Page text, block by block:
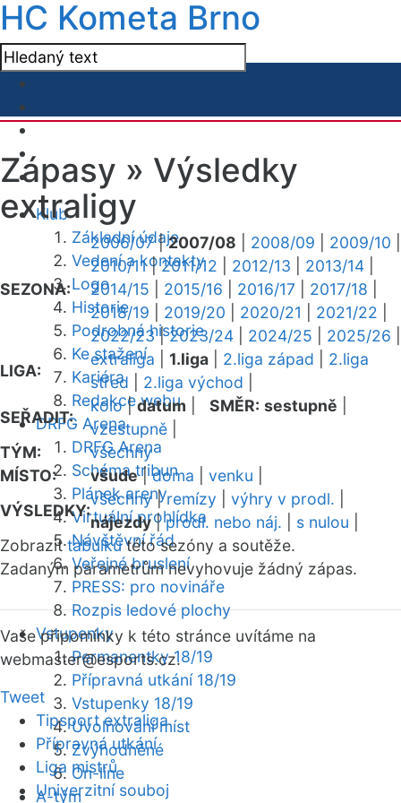
HC Kometa Brno
Klub
Základní údaje
Vedení a kontakty
Logo
Historie
Podrobná historie
Ke stažení
Kariéra
Redakce webu
DRFG Arena
DRFG Arena
Schéma tribun
Plánek areny
Virtuální prohlídka
Návštěvní řád
Veřejné bruslení
PRESS: pro novináře
Rozpis ledové plochy
Vstupenky
Permanentky 18/19
Přípravná utkání 18/19
Vstupenky 18/19
Uvolňování míst
Zvýhodněné
On-line
A-tým
Zápasy » Výsledky
extraligy
SEZONA:
2006/07|2007/08 2008/09 2009/10
2010/11|2011/12 2012/13 2013/14
2014/15
2015/16 2016/17 2017/18
2018/19
2019/20 2020/21 2021/22
2022/23|2023/24 2024/25 2025/26
LIGA:
extraliga 1.liga 2.liga západ
2.liga
střed
2.liga východ
SEŘADIT:
kolo|datum SMĚR: sestupně
vzestupně
TÝM:
všechny
MÍSTO:
všude|doma venku
VÝSLEDKY:
všechny|remízy výhry v prodl.
nájezdy|prodl. nebo náj. s nulou
Zobrazittabulkutéto sezóny a soutěže.
Zadaným parametrům nevyhovuje žádný zápas.
Vaše připomínky k této stránce uvítáme na
webmaster@esports.cz.
Tweet
Tipsport extraliga
Přípravná utkání
Liga mistrů
Univerzitní souboj